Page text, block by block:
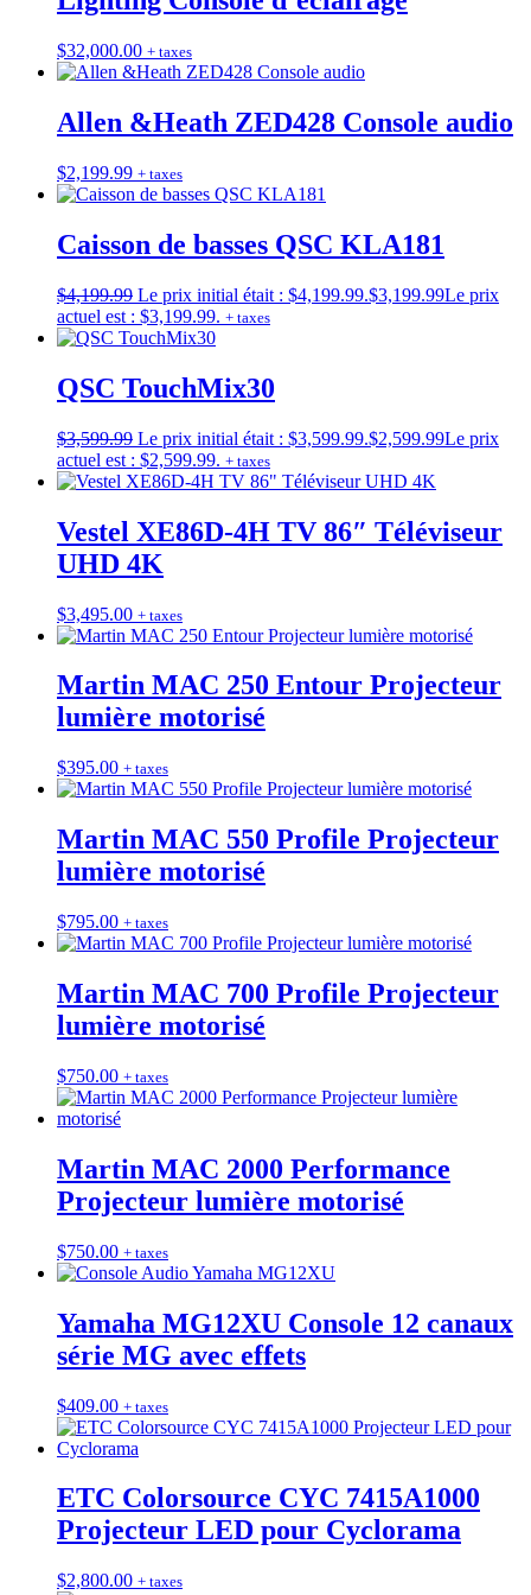
$32,000.00 + taxes
Allen &Heath ZED428 Console audio
$2,199.99 + taxes
Caisson de basses QSC KLA181
$4,199.99 Le prix initial était : $4,199.99.$3,199.99Le prix
actuel est : $3,199.99. + taxes
QSC TouchMix30
$3,599.99 Le prix initial était : $3,599.99.$2,599.99Le prix
actuel est : $2,599.99. + taxes
Vestel XE86D-4H TV 86″ Téléviseur
UHD 4K
$3,495.00 + taxes
Martin MAC 250 Entour Projecteur
lumière motorisé
$395.00 + taxes
Martin MAC 550 Profile Projecteur
lumière motorisé
$795.00 + taxes
Martin MAC 700 Profile Projecteur
lumière motorisé
$750.00 + taxes
Martin MAC 2000 Performance
Projecteur lumière motorisé
$750.00 + taxes
Yamaha MG12XU Console 12 canaux
série MG avec effets
$409.00 + taxes
ETC Colorsource CYC 7415A1000
Projecteur LED pour Cyclorama
$2,800.00 + taxes